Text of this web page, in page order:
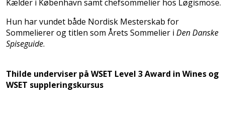
Kælder i København samt chefsommelier hos Løgismose.
Hun har vundet både Nordisk Mesterskab for
Sommelierer og titlen som Årets Sommelier i Den Danske
Spiseguide.
Thilde underviser på WSET Level 3 Award in Wines og
WSET suppleringskursus